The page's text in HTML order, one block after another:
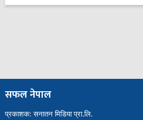
सफल नेपाल
प्रकाशक: सनातन मिडिया प्रा.लि.